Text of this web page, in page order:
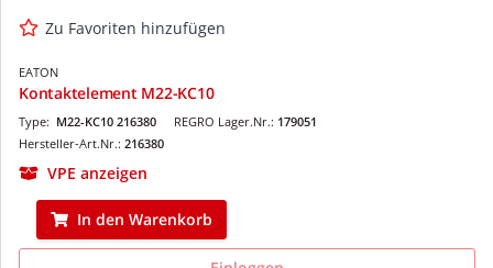
Zu Favoriten hinzufügen
EATON
Kontaktelement M22-KC10
REGRO Lager.Nr.: 179051
Type: M22-KC10 216380
Hersteller-Art.Nr.: 216380
VPE anzeigen
In den Warenkorb